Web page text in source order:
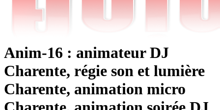
Anim-16 : animateur DJ
Charente, régie son et lumière
Charente, animation micro